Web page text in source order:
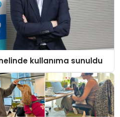
kullanıma sunuldu